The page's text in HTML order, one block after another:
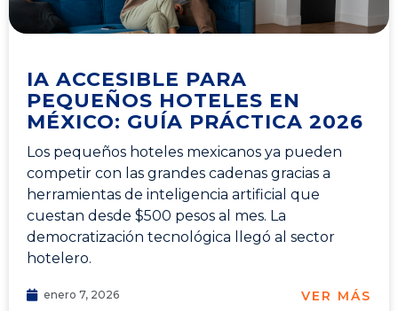
IA ACCESIBLE PARA
PEQUEÑOS HOTELES EN
MÉXICO: GUÍA PRÁCTICA 2026
Los pequeños hoteles mexicanos ya pueden
competir con las grandes cadenas gracias a
herramientas de inteligencia artificial que
cuestan desde $500 pesos al mes. La
democratización tecnológica llegó al sector
hotelero.
enero 7, 2026 VER MÁS